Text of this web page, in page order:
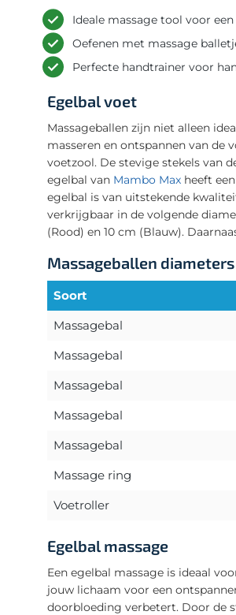
Ideale massage tool voor
Oefenen met massage
Perfecte handtrainer voor
Egelbal voet
Massageballen zijn niet alleen
masseren en ontspannen van de
voetzool. De stevige stekels van
egelbal van Mambo Max heeft
egelbal is van uitstekende
verkrijgbaar in de volgende
(Rood) en 10 cm (Blauw).
Massageballen diameters
Soort
Massagebal
Massagebal
Massagebal
Massagebal
Massagebal
Massage ring
Voetroller
Egelbal massage
Een egelbal massage is ideaal
jouw lichaam voor een
doorbloeding verbetert. Door de